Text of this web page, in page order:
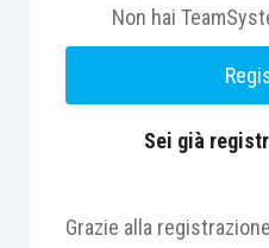
Non hai
Sei già
Grazie alla